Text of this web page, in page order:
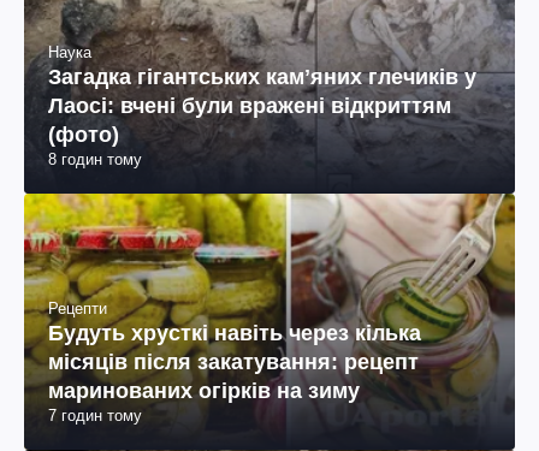
Наука
Загадка гігантських камʼяних глечиків у
Лаосі: вчені були вражені відкриттям
(фото)
8 годин тому
Рецепти
Будуть хрусткі навіть через кілька
місяців після закатування: рецепт
маринованих огірків на зиму
7 годин тому